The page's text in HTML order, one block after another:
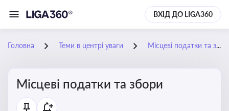
ВХІД ДО LIGA360
Головна Теми в центрі уваги Місцеві податки та збори
Місцеві податки та збори